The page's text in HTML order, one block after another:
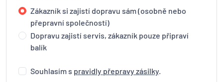
Zákazník si zajistí dopravu sám (osobně nebo
přepravní společností)
Dopravu zajistí servis, zákazník pouze připraví
balík
Souhlasím s pravidly přepravy zásilky.